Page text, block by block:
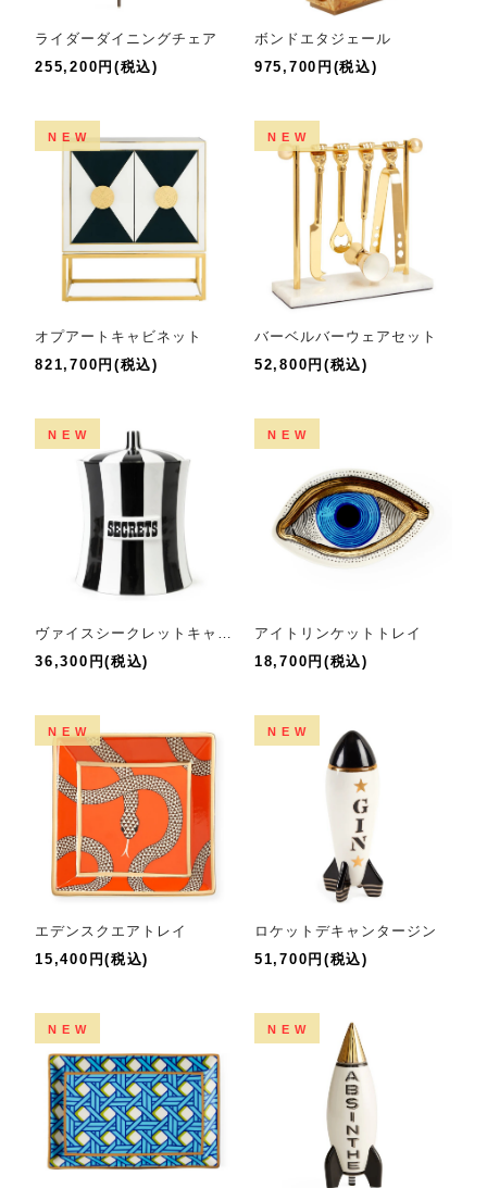
ライダーダイニングチェア
255,200円(税込)
ボンドエタジェール
975,700円(税込)
NEW
オプアートキャビネット
821,700円(税込)
NEW
バーベルバーウェアセット
52,800円(税込)
NEW
ヴァイスシークレットキャニスター
36,300円(税込)
NEW
アイトリンケットトレイ
18,700円(税込)
NEW
エデンスクエアトレイ
15,400円(税込)
NEW
ロケットデキャンタージン
51,700円(税込)
NEW NEW